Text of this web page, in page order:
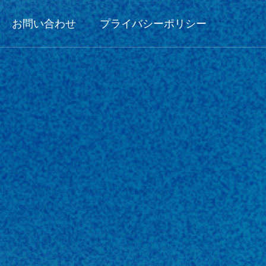
お問い合わせ プライバシーポリシー